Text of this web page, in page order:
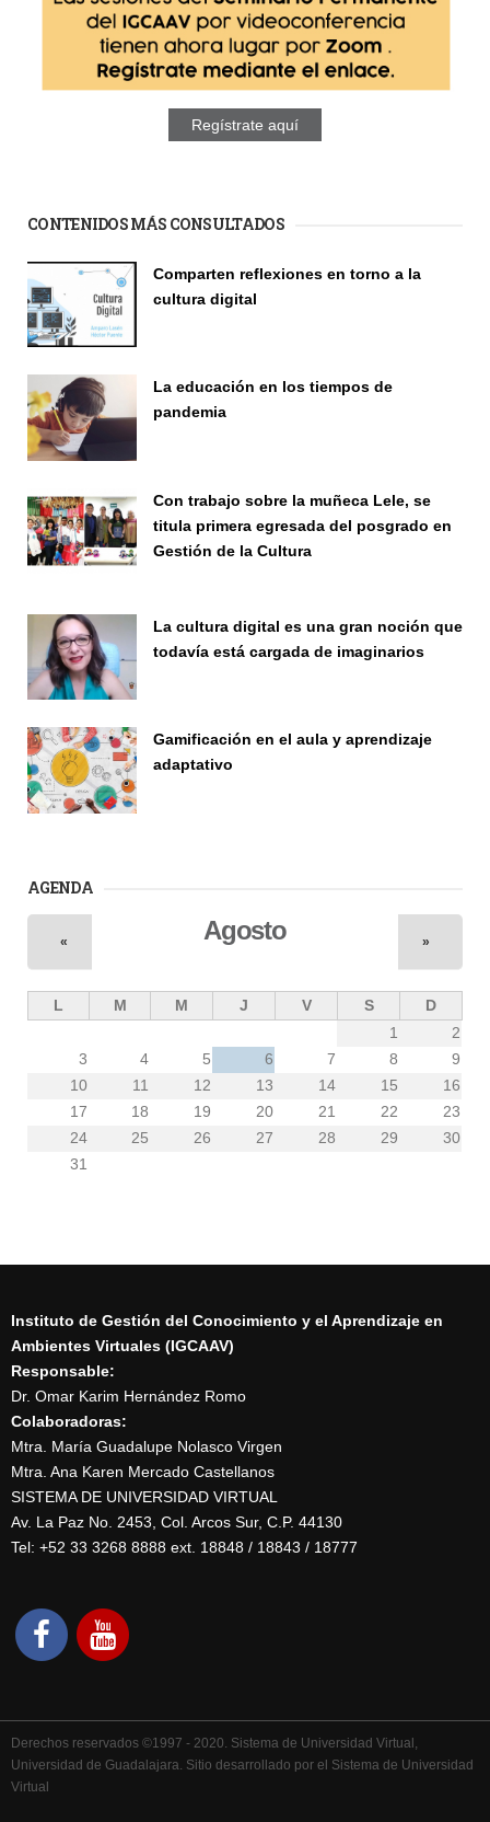
Regístrate aquí
CONTENIDOS MÁS CONSULTADOS
Comparten reflexiones en torno a la
cultura digital
La educación en los tiempos de
pandemia
Con trabajo sobre la muñeca Lele, se
titula primera egresada del posgrado en
Gestión de la Cultura
La cultura digital es una gran noción que
todavía está cargada de imaginarios
Gamificación en el aula y aprendizaje
adaptativo
AGENDA
Agosto
« »
L M M J V S
D
1
2
3
4 5 6 7 8
9
10
11 12 13 14 15
16
17
18 19 20 21 22
23
24
25 26 27 28 29
30
31
Instituto de Gestión del Conocimiento y el Aprendizaje en
Ambientes Virtuales (IGCAAV)
Responsable:
Dr. Omar Karim Hernández Romo
Colaboradoras:
Mtra. María Guadalupe Nolasco Virgen
Mtra. Ana Karen Mercado Castellanos
SISTEMA DE UNIVERSIDAD VIRTUAL
Av. La Paz No. 2453, Col. Arcos Sur, C.P. 44130
Tel: +52 33 3268 8888‏ ext. 18848 / 18843 / 18777
Derechos reservados ©1997 - 2020. Sistema de Universidad Virtual,
Universidad de Guadalajara. Sitio desarrollado por el Sistema de Universidad
Virtual